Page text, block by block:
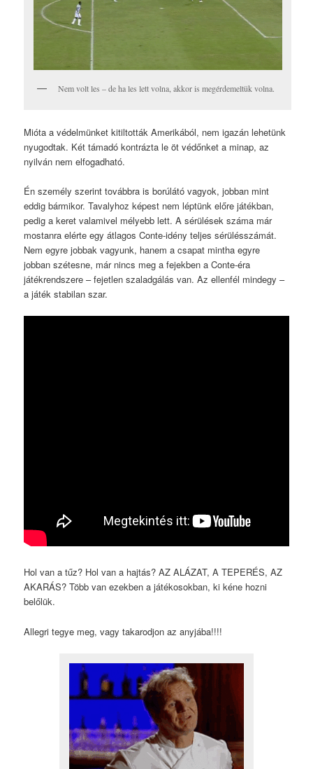
Nem volt les – de ha les lett volna, akkor is megérdemeltük volna.
Mióta a védelmünket kitiltották Amerikából, nem igazán lehetünk
nyugodtak. Két támadó kontrázta le öt védőnket a minap, az
nyilván nem elfogadható.
Én személy szerint továbbra is borúlátó vagyok, jobban mint
eddig bármikor. Tavalyhoz képest nem léptünk előre játékban,
pedig a keret valamivel mélyebb lett. A sérülések száma már
mostanra elérte egy átlagos Conte-idény teljes sérülésszámát.
Nem egyre jobbak vagyunk, hanem a csapat mintha egyre
jobban szétesne, már nincs meg a fejekben a Conte-éra
játékrendszere – fejetlen szaladgálás van. Az ellenfél mindegy –
a játék stabilan szar.
Hol van a tűz? Hol van a hajtás? AZ ALÁZAT, A TEPERÉS, AZ
AKARÁS? Több van ezekben a játékosokban, ki kéne hozni
belőlük.
Allegri tegye meg, vagy takarodjon az anyjába!!!!